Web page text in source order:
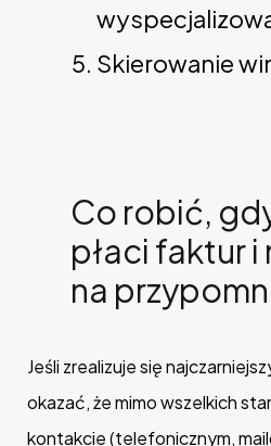
Skierowanie
Co robić,
płaci faktur
na
Jeśli zrealizuje się
okazać, że mimo wszelkich
kontakcie (telefonicznym,